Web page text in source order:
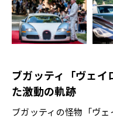
ブガッティ「ヴェ
た激動の軌跡
ブガッティの怪物「ヴ